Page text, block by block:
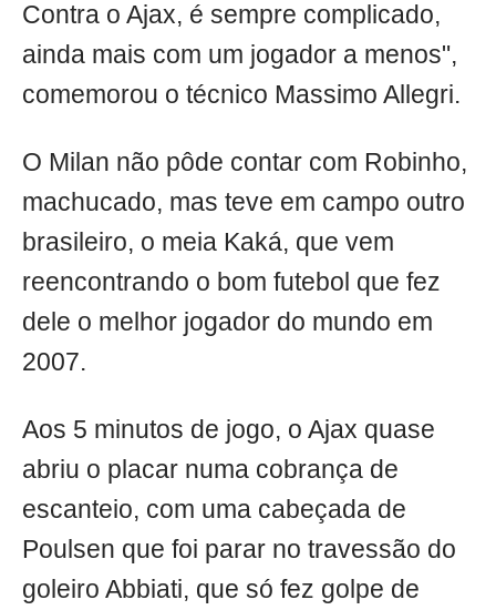
Contra o Ajax, é sempre complicado,
ainda mais com um jogador a menos",
comemorou o técnico Massimo Allegri.
O Milan não pôde contar com Robinho,
machucado, mas teve em campo outro
brasileiro, o meia Kaká, que vem
reencontrando o bom futebol que fez
dele o melhor jogador do mundo em
2007.
Aos 5 minutos de jogo, o Ajax quase
abriu o placar numa cobrança de
escanteio, com uma cabeçada de
Poulsen que foi parar no travessão do
goleiro Abbiati, que só fez golpe de